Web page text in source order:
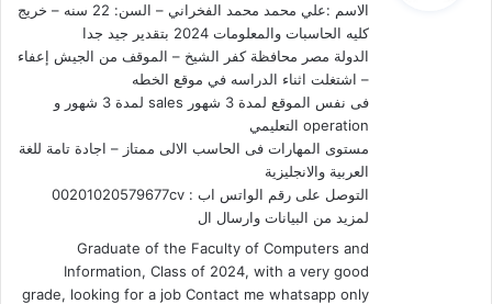
ل
الاسم :علي محمد محمد الفخراني – السن: 22 سنه – خريج
كليه الحاسبات والمعلومات 2024 بتقدير جيد جدا
الدولة مصر محافظة كفر الشيخ – الموقف من الجيش إعفاء
– اشتغلت اثناء الدراسه في موقع الخطه
فى نفس الموقع لمدة 3 شهور sales لمدة 3 شهور و
operation التعليمي
مستوى المهارات فى الحاسب الالى ممتاز – اجادة تامة للغة
العربية والانجليزية
التوصل على رقم الواتس اب : 00201020579677cv
لمزيد من البيانات وارسال ال
Graduate of the Faculty of Computers and
Information, Class of 2024, with a very good
grade, looking for a job Contact me whatsapp only